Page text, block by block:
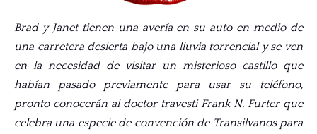
Brad y Janet tienen una avería en su auto en medio de
una carretera desierta bajo una lluvia torrencial y se ven
en la necesidad de visitar un misterioso castillo que
habían pasado previamente para usar su teléfono,
pronto conocerán al doctor travesti Frank N. Furter que
celebra una especie de convención de Transilvanos para